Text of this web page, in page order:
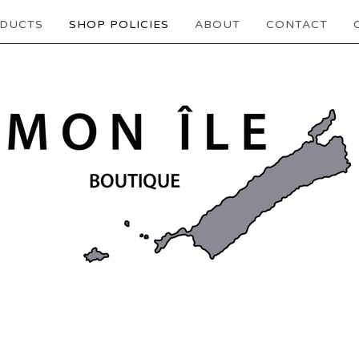
SHOP POLICIES ABOUT CONTACT